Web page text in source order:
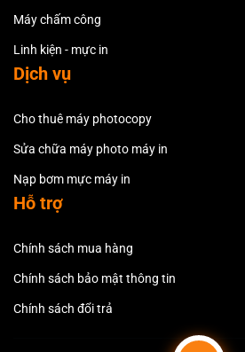
Máy chấm công
Linh kiện - mực in
Dịch vụ
Cho thuê máy photocopy
Sửa chữa máy photo máy in
Nạp bơm mực máy in
Hỗ trợ
Chính sách mua hàng
Chính sách bảo mật thông tin
Chính sách đổi trả